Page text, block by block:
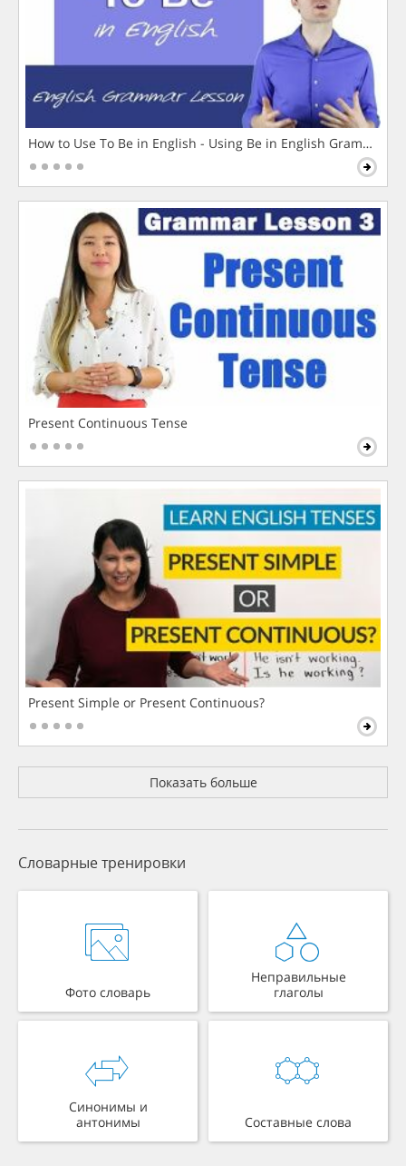
How to Use To Be in English - Using Be in English Grammar
Present Continuous Tense
Present Simple or Present Continuous?
Показать больше
Словарные тренировки
Фото словарь
Неправильные
глаголы
Синонимы и
антонимы
Составные слова